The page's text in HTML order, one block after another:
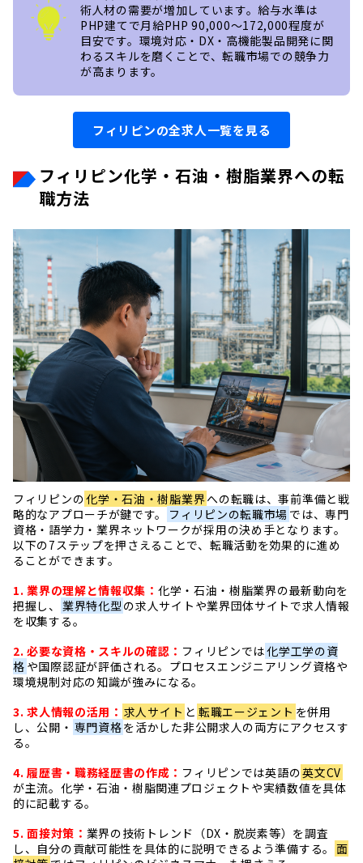
術人材の需要が増加しています。給与水準は
PHP建てで月給PHP 90,000〜172,000程度が
目安です。環境対応・DX・高機能製品開発に関
わるスキルを磨くことで、転職市場での競争力
が高まります。
フィリピンの全求人一覧を見る
フィリピン化学・石油・樹脂業界への転
職方法
フィリピンの化学・石油・樹脂業界への転職は、事前準備と戦
略的なアプローチが鍵です。
フィリピンの転職市場 では、専門
資格・語学力・業界ネットワークが採用の決め手となります。
以下の7ステップを押さえることで、転職活動を効果的に進め
ることができます。
1. 業界の理解と情報収集： 化学・石油・樹脂業界の最新動向を
把握し、
業界特化型 の求人サイトや業界団体サイトで求人情報
を収集する。
2. 必要な資格・スキルの確認： フィリピンでは化学工学の資
格 や国際認証が評価される。プロセスエンジニアリング資格や
環境規制対応の知識が強みになる。
3. 求人情報の活用： 求人サイト と 転職エージェント を併用
し、公開・ 専門資格を活かした非公開求人の両方にアクセスす
る。
4. 履歴書・職務経歴書の作成： フィリピンでは英語の英文CV
が主流。化学・石油・樹脂関連プロジェクトや実績数値を具体
的に記載する。
5. 面接対策： 業界の技術トレンド（DX・脱炭素等）を調査
し、自分の貢献可能性を具体的に説明できるよう準備する。 面